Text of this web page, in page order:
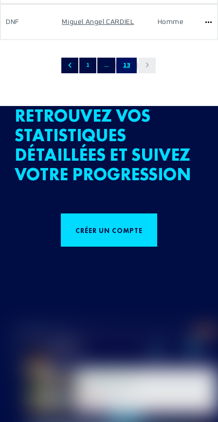
DNF Miguel Angel CARDIEL Homme
1 ... 13
RETROUVEZ VOS
STATISTIQUES
DÉTAILLÉES ET SUIVEZ
VOTRE PROGRESSION
CRÉER UN COMPTE